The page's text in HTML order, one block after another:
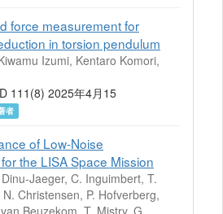
force measurement for
in torsion pendulum
Izumi, Kentaro Komori,
111(8) 2025年4月15
者
of Low-Noise
the LISA Space Mission
Jaeger, C. Inguimbert, T.
Christensen, P. Hofverberg,
Beuzekom, T. Mistry, G.